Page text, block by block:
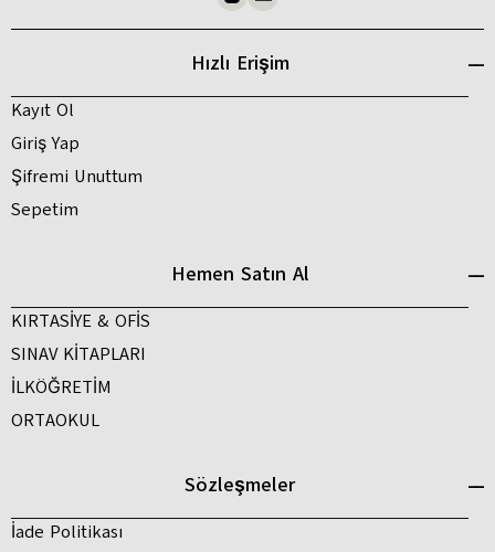
Hızlı Erişim
Kayıt Ol
Giriş Yap
Şifremi Unuttum
Sepetim
Hemen Satın Al
KIRTASİYE & OFİS
SINAV KİTAPLARI
İLKÖĞRETİM
ORTAOKUL
Sözleşmeler
İade Politikası